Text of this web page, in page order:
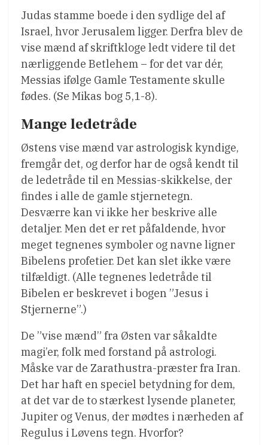
Judas stamme boede i den sydlige del af
Israel, hvor Jerusalem ligger. Derfra blev de
vise mænd af skriftkloge ledt videre til det
nærliggende Betlehem – for det var dér,
Messias ifølge Gamle Testamente skulle
fødes. (Se Mikas bog 5,1-8).
Mange ledetråde
Østens vise mænd var astrologisk kyndige,
fremgår det, og derfor har de også kendt til
de ledetråde til en Messias-skikkelse, der
findes i alle de gamle stjernetegn.
Desværre kan vi ikke her beskrive alle
detaljer. Men det er ret påfaldende, hvor
meget tegnenes symboler og navne ligner
Bibelens profetier. Det kan slet ikke være
tilfældigt. (Alle tegnenes ledetråde til
Bibelen er beskrevet i bogen ”Jesus i
Stjernerne”.)
De ”vise mænd” fra Østen var såkaldte
magi’er, folk med forstand på astrologi.
Måske var de Zarathustra-præster fra Iran.
Det har haft en speciel betydning for dem,
at det var de to stærkest lysende planeter,
Jupiter og Venus, der mødtes i nærheden af
Regulus i Løvens tegn. Hvorfor?